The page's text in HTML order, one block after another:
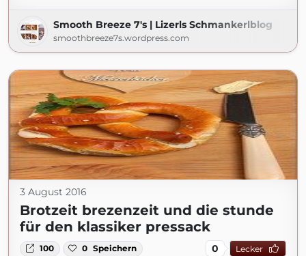
Smooth Breeze 7's | Lizerls Schmankerlblog
smoothbreeze7s.wordpress.com
3 August 2016
Brotzeit brezenzeit und die stunde
für den klassiker pressack
100 0 Speichern 0 Lecker